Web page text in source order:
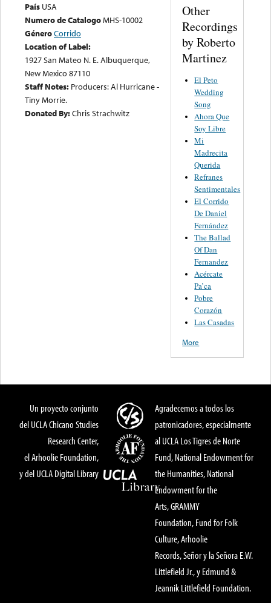
País USA
Numero de CatalogoMHS-10002
GéneroCorrido
Location of Label:
1927 San Mateo N. E. Albuquerque,
New Mexico 87110
Staff Notes: Producers: Al Hurricane -
Tiny Morrie.
Donated By:Chris Strachwitz
Other
Recordings
by Roberto
Martinez
El Peto
Wedding
Song
Ahora Que
Soy Libre
Mi
Madrecita
Querida
Refranes
Sentimentales
El Corrido
De Daniel
Fernández
The Ballad
Of Dan
Fernandez
Acércate
Pa’ca
Pobre
Corazón
Las Casadas
More
Un proyecto conjunto
del UCLA Chicano Studies
Research Center,
el Arhoolie Foundation,
y del UCLA Digital Library
Agradecemos a todos los
patronicadores, especialmente
al UCLA Los Tigres de Norte
Fund, National Endowment for
the Humanities, National
Endowment for the
Arts, GRAMMY
Foundation, Fund for Folk
Culture, Arhoolie
Records, Señor y la Señora E.W.
Littlefield Jr., y Edmund &
Jeannik Littlefield Foundation.